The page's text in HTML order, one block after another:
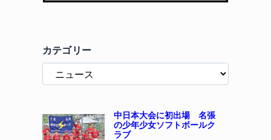
カテゴリー
中日本大会に初出場 名張
の少年少女ソフトボールク
ラブ